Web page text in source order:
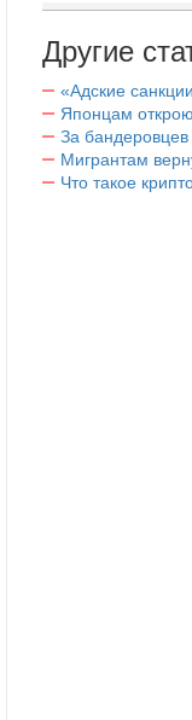
Другие
«Адские
Японцам
За
Мигрантам
Что такое